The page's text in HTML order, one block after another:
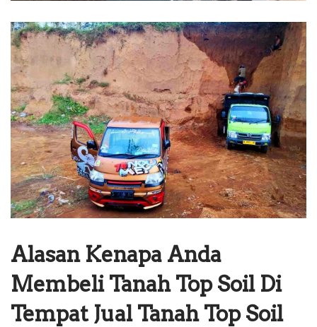
Alasan Kenapa Anda
Membeli Tanah Top Soil Di
Tempat Jual Tanah Top Soil